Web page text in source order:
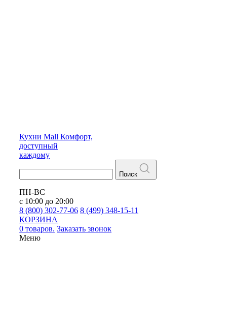
Кухни Mall Комфорт,
доступный
каждому
Поиск
ПН-ВС
с 10:00 до 20:00
8 (800) 302-77-06 8 (499) 348-15-11
КОРЗИНА
0 товаров. Заказать звонок
Меню